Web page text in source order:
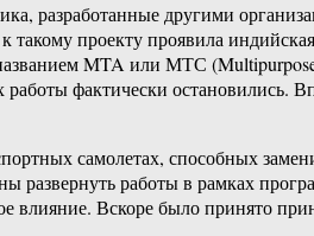
разработанные другими
проекту проявила
MTA или МТС
фактически остановились.
самолетах, способных
работы в рамках
влияние. Вскоре было принято